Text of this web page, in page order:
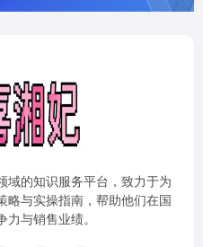
域的知识服务平台，致力于为
略与实操指南，帮助他们在国
与销售业绩。